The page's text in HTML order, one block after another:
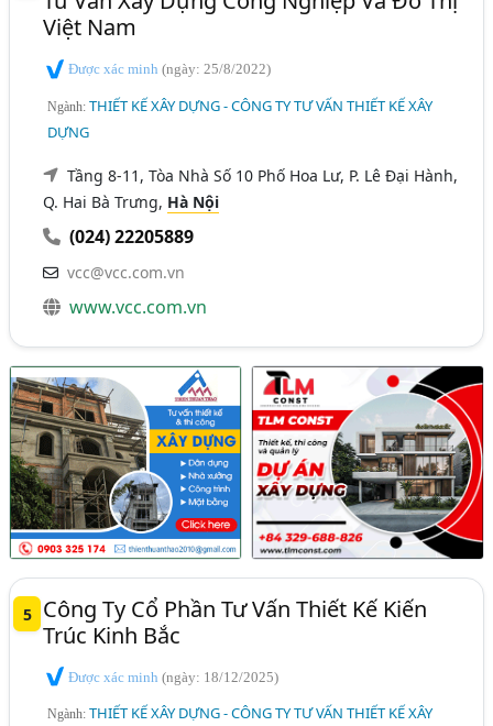
Việt Nam
Được xác minh(ngày: 25/8/2022)
Ngành:THIẾT KẾ XÂY DỰNG - CÔNG TY TƯ VẤN THIẾT KẾ XÂY
DỰNG
Tầng 8-11, Tòa Nhà Số 10 Phố Hoa Lư, P. Lê Đại Hành,
Q. Hai Bà Trưng, Hà Nội
(024) 22205889
vcc@vcc.com.vn
www.vcc.com.vn
5
Công Ty Cổ Phần Tư Vấn Thiết Kế Kiến
Trúc Kinh Bắc
Được xác minh(ngày: 18/12/2025)
Ngành:THIẾT KẾ XÂY DỰNG - CÔNG TY TƯ VẤN THIẾT KẾ XÂY